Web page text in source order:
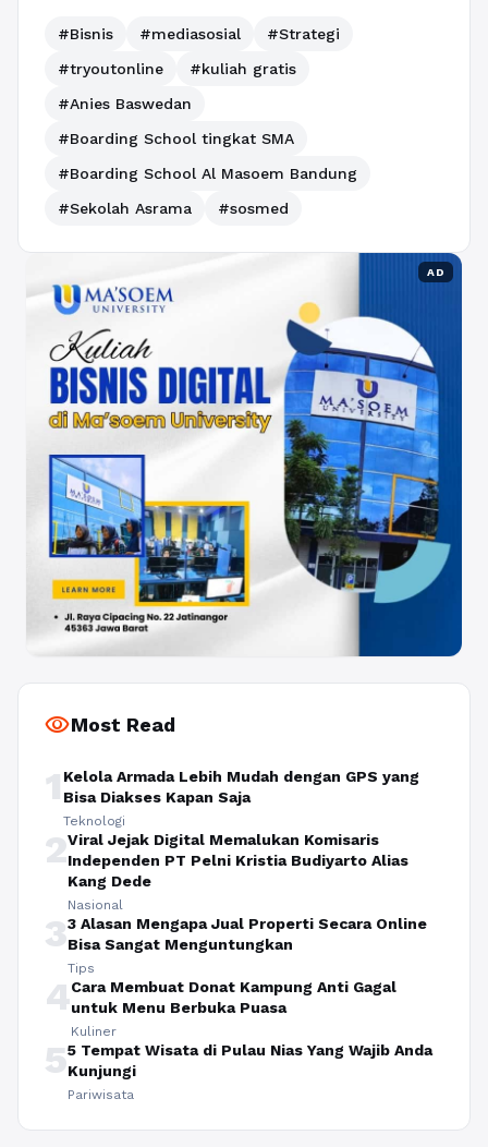
#Bisnis #mediasosial
#Strategi
#tryoutonline
#kuliah gratis
#Anies Baswedan
#Boarding School tingkat SMA
#Boarding School Al Masoem Bandung
#Sekolah Asrama
#sosmed
AD
visibilityMost Read
1 Kelola Armada Lebih Mudah dengan GPS yang
Bisa Diakses Kapan Saja
Teknologi
2Viral Jejak Digital Memalukan Komisaris
Independen PT Pelni Kristia Budiyarto Alias
Kang Dede
Nasional
33 Alasan Mengapa Jual Properti Secara Online
Bisa Sangat Menguntungkan
Tips
4Cara Membuat Donat Kampung Anti Gagal
untuk Menu Berbuka Puasa
Kuliner
55 Tempat Wisata di Pulau Nias Yang Wajib Anda
Kunjungi
Pariwisata